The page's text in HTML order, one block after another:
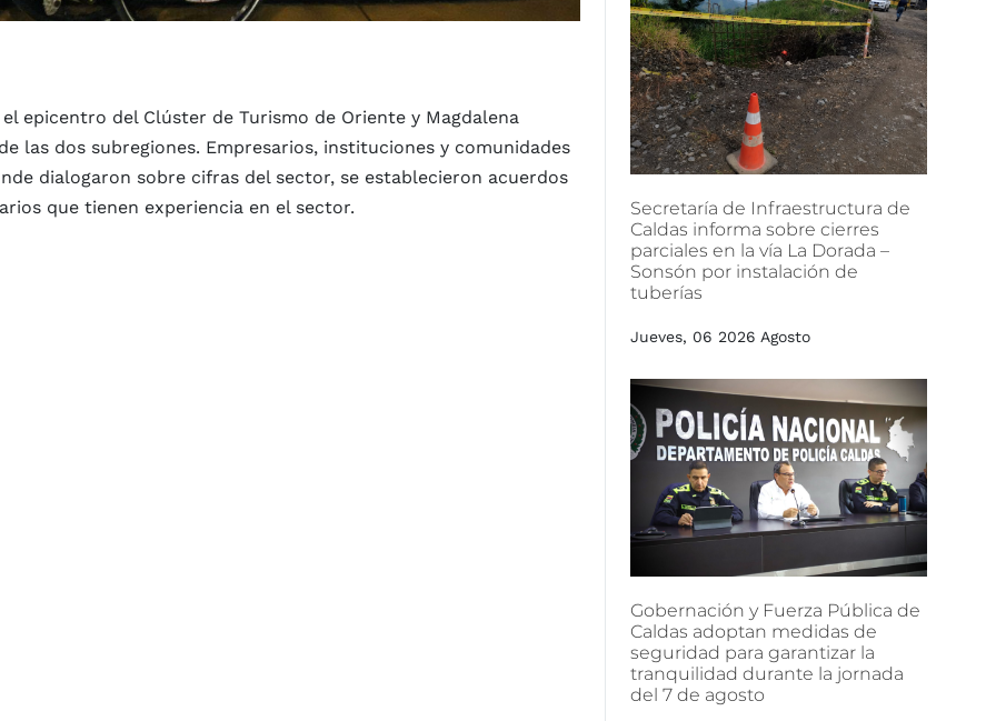
epicentro del Clúster de Turismo de Oriente y Magdalena
las dos subregiones. Empresarios, instituciones y comunidades
dialogaron sobre cifras del sector, se establecieron acuerdos
que tienen experiencia en el sector.
Secretaría de Infraestructura de
Caldas informa sobre cierres
parciales en la vía La Dorada –
Sonsón por instalación de
tuberías
Jueves, 06 2026 Agosto
Gobernación y Fuerza Pública de
Caldas adoptan medidas de
seguridad para garantizar la
tranquilidad durante la jornada
del 7 de agosto